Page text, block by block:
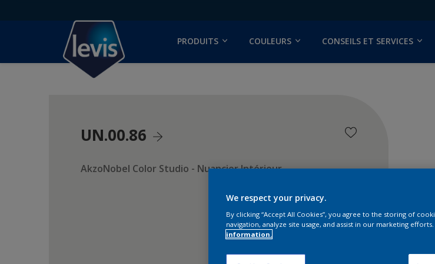
PRODUITS COULEURS CONSEILS ET SERVICES
UN.00.86
AkzoNobel Color Studio - Nuancier Intérieur
We respect your privacy.
By clicking “Accept All Cookies”, you agree to the storing of
navigation, analyze site usage, and assist in our marketing efforts.
information.